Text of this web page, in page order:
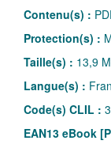
Contenu(s) :
Protection(s) :
Taille(s) : 13,9
Langue(s) :
Code(s) CLIL :
EAN13 eBook